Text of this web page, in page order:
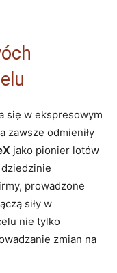
się w ekspresowym
zawsze odmieniły
jako pionier lotów
prowadzone
siły w
nie tylko
zmian na